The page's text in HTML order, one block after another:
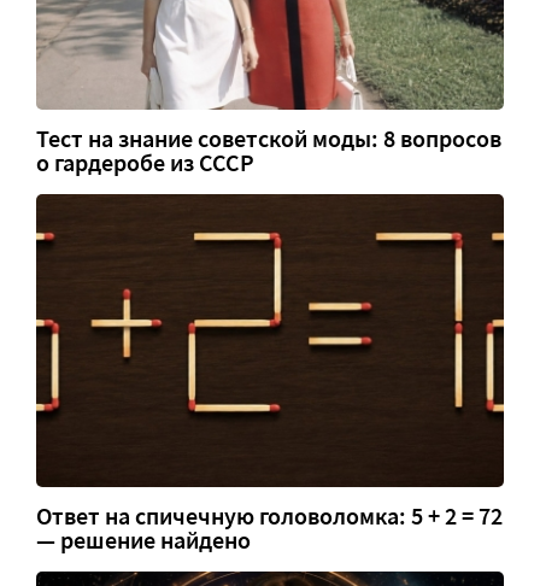
Тест на знание советской моды: 8 вопросов
о гардеробе из СССР
Ответ на спичечную головоломка: 5 + 2 = 72
— решение найдено